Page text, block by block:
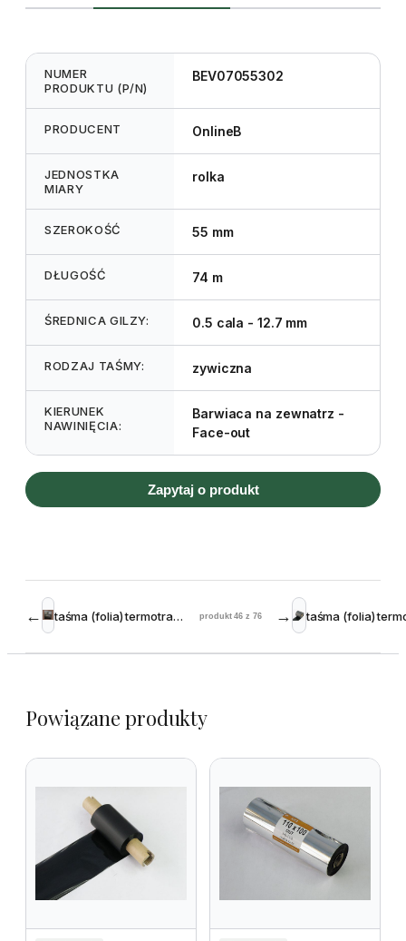
NUMER
PRODUKTU (P/N)
BEV07055302
PRODUCENT OnlineB
JEDNOSTKA
MIARY
rolka
SZEROKOŚĆ 55 mm
DŁUGOŚĆ 74 m
ŚREDNICA GILZY: 0.5 cala - 12.7 mm
RODZAJ TAŚMY: zywiczna
KIERUNEK
NAWINIĘCIA:
Barwiaca na zewnatrz -
Face-out
Zapytaj o produkt
← taśma (folia) termotransferowa żywiczna 55 mm 150m srebrna/złota produkt 46 z 76 →
Powiązane produkty